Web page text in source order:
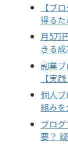
【ブ
得る
月5万
きる成
副業
【実
個人
組みを
ブロ
要？